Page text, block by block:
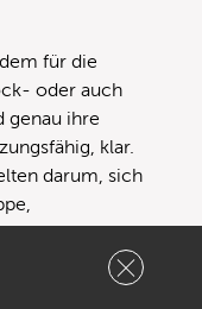
für die
oder auch
genau ihre
klar.
darum, sich
der
Mitten und
sowieso mit